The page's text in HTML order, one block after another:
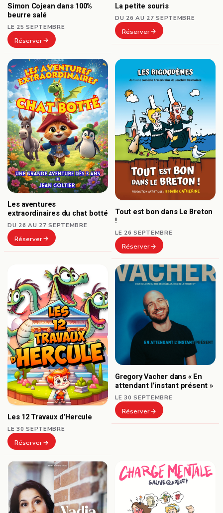
Simon Cojean dans 100%
beurre salé
LE 25 SEPTEMBRE
Réserver
La petite souris
DU 26 AU 27 SEPTEMBRE
Réserver
Les aventures
extraordinaires du chat botté
DU 26 AU 27 SEPTEMBRE
Réserver
Tout est bon dans Le Breton
!
LE 26 SEPTEMBRE
Réserver
Les 12 Travaux d’Hercule
LE 30 SEPTEMBRE
Réserver
Gregory Vacher dans « En
attendant l’instant présent »
LE 30 SEPTEMBRE
Réserver